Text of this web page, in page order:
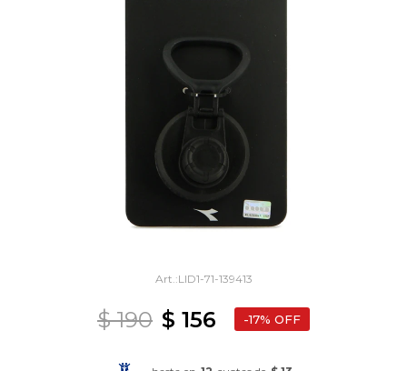
LID1-71-139413
$ 156
$ 190 17